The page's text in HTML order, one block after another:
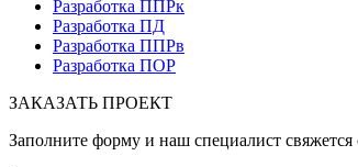
Разработка ППРк
Разработка ПД
Разработка ППРв
Разработка ПОР
ЗАКАЗАТЬ ПРОЕКТ
Заполните форму и наш специалист